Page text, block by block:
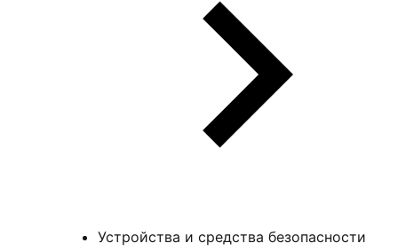
Устройства и средства безопасности